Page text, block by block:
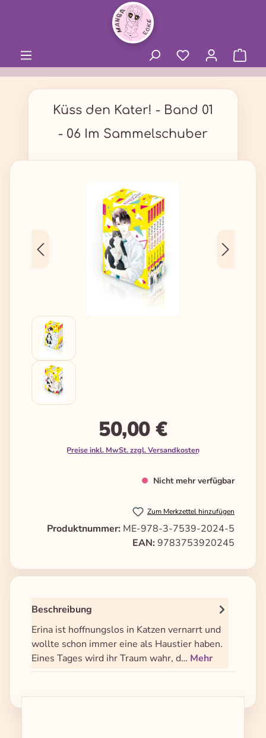
Küss den Kater! - Band 01
- 06 Im Sammelschuber
Bildergalerie überspringen
50,00 €
Preise inkl. MwSt. zzgl. Versandkosten
Nicht mehr verfügbar
Zum Merkzettel hinzufügen
Produktnummer: ME-978-3-7539-2024-5
EAN: 9783753920245
Beschreibung
Erina ist hoffnungslos in Katzen vernarrt und
wollte schon immer eine als Haustier haben.
Eines Tages wird ihr Traum wahr, d… Mehr